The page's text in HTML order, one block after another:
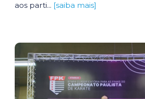
aos parti... [saiba mais]